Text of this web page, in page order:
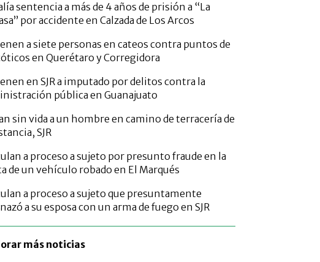
sentencia a más de 4 años de prisión a “La
por accidente en Calzada de Los Arcos
a siete personas en cateos contra puntos de
en Querétaro y Corregidora
en SJR a imputado por delitos contra la
pública en Guanajuato
sin vida a un hombre en camino de terracería de
SJR
a proceso a sujeto por presunto fraude en la
de un vehículo robado en El Marqués
a proceso a sujeto que presuntamente
a su esposa con un arma de fuego en SJR
más noticias